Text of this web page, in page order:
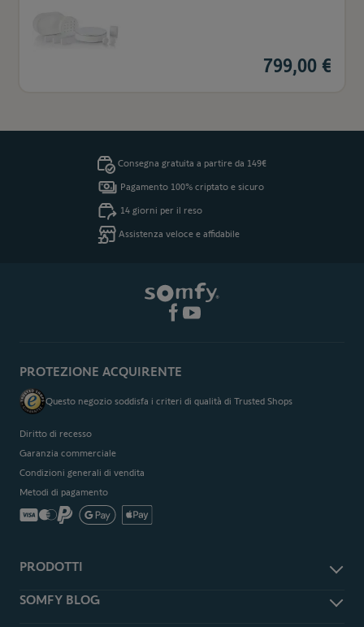
799,00 €
Consegna gratuita a partire da 149€
Pagamento 100% criptato e sicuro
14 giorni per il reso
Assistenza veloce e affidabile
PRODOTTI
Accessori e ricambi
SOMFY BLOG
PROTEZIONE ACQUIRENTE
Questo negozio soddisfa i criteri di qualità di Trusted Shops
Diritto di recesso
Garanzia commerciale
Condizioni generali di vendita
Metodi di pagamento